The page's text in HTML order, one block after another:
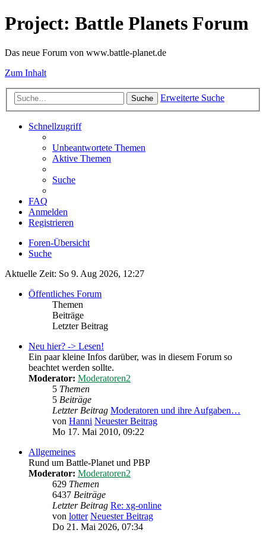
Project: Battle Planets Forum
Das neue Forum von www.battle-planet.de
Zum Inhalt
Suche Erweiterte Suche
Schnellzugriff
Unbeantwortete Themen
Aktive Themen
Suche
FAQ
Anmelden
Registrieren
Foren-Übersicht
Suche
Aktuelle Zeit: So 9. Aug 2026, 12:27
Öffentliches Forum
Themen
Beiträge
Letzter Beitrag
Neu hier? -> Lesen!
Ein paar kleine Infos darüber, was in diesem Forum so
beachtet werden sollte.
Moderator: Moderatoren2
5 Themen
5 Beiträge
Letzter Beitrag Moderatoren und ihre Aufgaben…
von Hanni Neuester Beitrag
Mo 17. Mai 2010, 09:22
Allgemeines
Rund um Battle-Planet und PBP
Moderator: Moderatoren2
629 Themen
6437 Beiträge
Letzter Beitrag Re: xg-online
von lotter Neuester Beitrag
Do 21. Mai 2026, 07:34